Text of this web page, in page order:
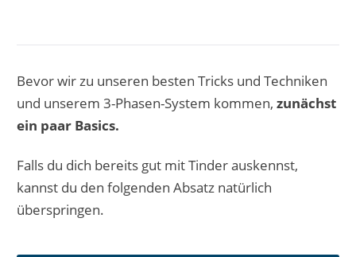
Bevor wir zu unseren besten Tricks und Techniken
und unserem 3-Phasen-System kommen, zunächst
ein paar Basics.
Falls du dich bereits gut mit Tinder auskennst,
kannst du den folgenden Absatz natürlich
überspringen.